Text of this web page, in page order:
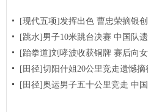
[现代五项]发挥出色 曹忠荣摘银
[跳水]男子10米跳台决赛 中国队
[跆拳道]刘哮波收获铜牌 赛后向
[田径]切阳什姐20公里竞走遗憾摘
[田径]奥运男子五十公里竞走 中